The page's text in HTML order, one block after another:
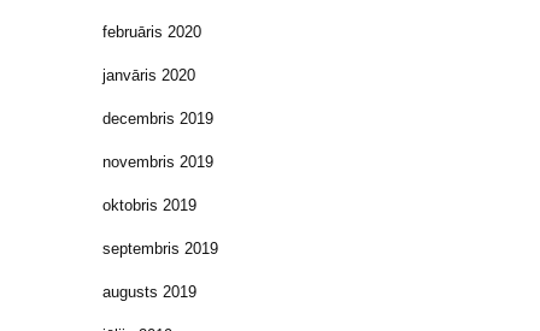
februāris 2020
janvāris 2020
decembris 2019
novembris 2019
oktobris 2019
septembris 2019
augusts 2019